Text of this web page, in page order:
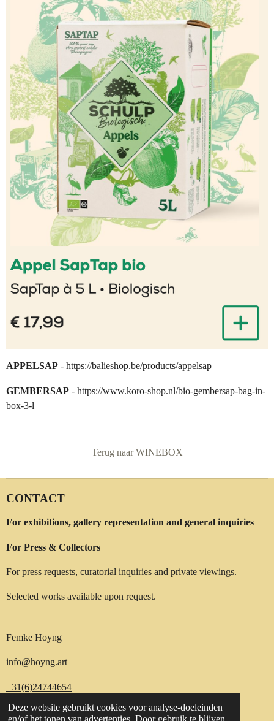
Deze website gebruikt cookies voor analyse-doeleinden
en/of het tonen van advertenties. Door gebruik te blijven
APPELSAP - https://balieshop.be/products/appelsap
GEMBERSAP - https://www.koro-shop.nl/bio-gembersap-bag-in-
box-3-l
Terug naar WINEBOX
CONTACT
For exhibitions, gallery representation and general inquiries
For Press & Collectors
For press requests, curatorial inquiries and private viewings.
Selected works available upon request.
Femke Hoyng
info@hoyng.art
+31(6)24744654